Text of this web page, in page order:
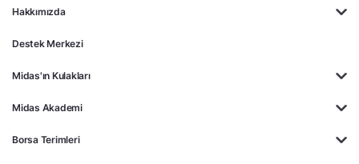
Hakkımızda
Destek Merkezi
Midas'ın Kulakları
Midas Akademi
Borsa Terimleri